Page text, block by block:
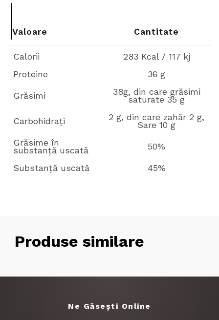
Valoare Cantitate
Calorii
283 Kcal / 117 kj
Proteine
36 g
Grăsimi 38g, din care grăsimi
saturate 35 g
Carbohidrați 2 g, din care zahăr 2 g,
Sare 10 g
Grăsime în
substanță uscată 50%
Substanță uscată 45%
Produse similare
Ne Găsești Online